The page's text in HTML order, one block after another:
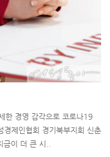
한 경영 감각으로 코로나19
경제인협회 경기북부지회 신춘
이 더 큰 시..